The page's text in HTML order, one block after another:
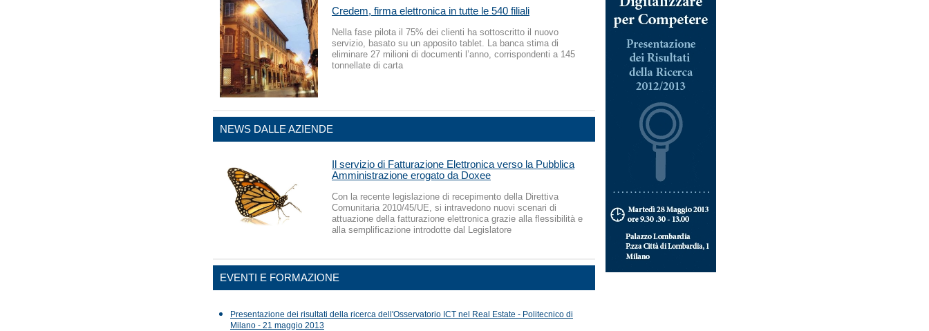
Credem, firma elettronica in tutte le 540 filiali
Nella fase pilota il 75% dei clienti ha sottoscritto il nuovo
servizio, basato su un apposito tablet. La banca stima di
eliminare 27 milioni di documenti l’anno, corrispondenti a 145
tonnellate di carta
NEWS DALLE AZIENDE
Il servizio di Fatturazione Elettronica verso la Pubblica
Amministrazione erogato da Doxee
Con la recente legislazione di recepimento della Direttiva
Comunitaria 2010/45/UE, si intravedono nuovi scenari di
attuazione della fatturazione elettronica grazie alla flessibilità e
alla semplificazione introdotte dal Legislatore
EVENTI E FORMAZIONE
Presentazione dei risultati della ricerca dell'Osservatorio ICT nel Real Estate - Politecnico di
Milano - 21 maggio 2013